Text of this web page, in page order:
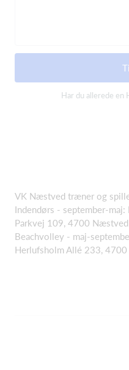
Har du allerede en
VK Næstved træner og
Indendørs - september-maj:
Parkvej 109, 4700 Næstved
Beachvolley - maj-
Herlufsholm Allé 233,